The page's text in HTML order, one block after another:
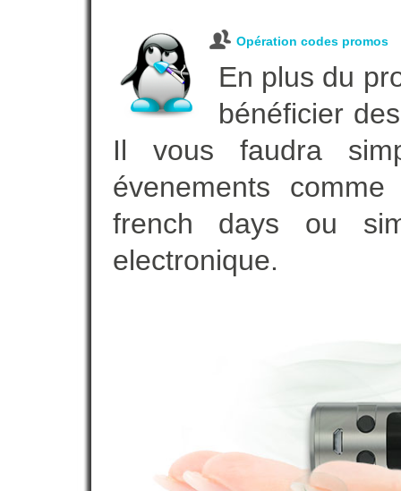
Opération codes promos
En plus du
bénéficier
Il vous faudra
évenements
french days ou
electronique.